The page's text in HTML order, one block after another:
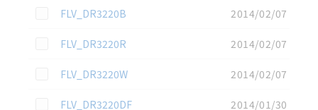
この資料を選択
FLV_DR3220B
2014/02/07
この資料を選択
FLV_DR3220R
2014/02/07
この資料を選択
FLV_DR3220W
2014/02/07
この資料を選択
FLV_DR3220DF
2014/01/30